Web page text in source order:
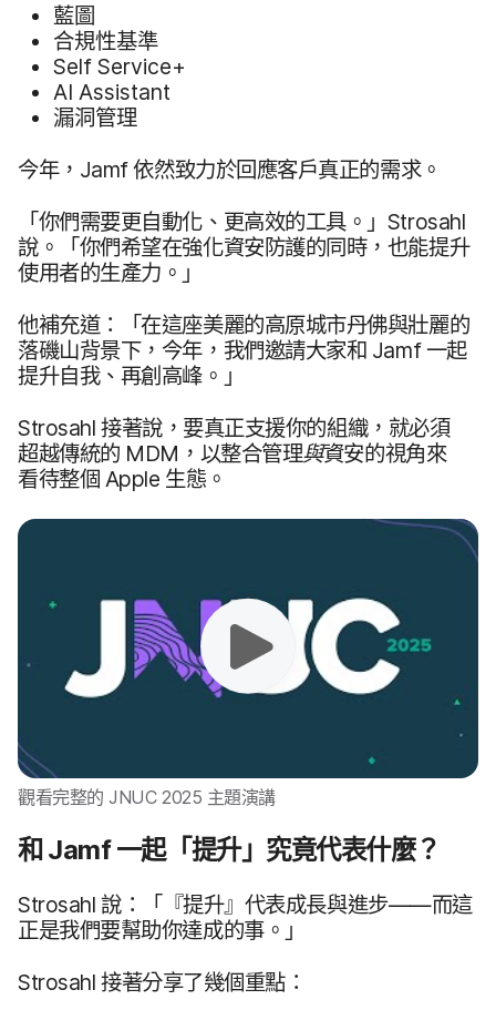
藍圖
合規性​基準
Self Service+
AI Assistant
漏洞​管理
今年， Jamf依然​致力​於​回應​客戶​真正​的​需求。
「你們​需要​更​自​動化、​更​高效​的​工具。​」 Strosahl
說。​「你們​希望​在​強化​資安​防護​的​同時，​也​能​提升​
使用者​的​生產力。​」
他​補充道：​「在​這​座​美麗​的​高原​城市​丹佛​與​壯麗​的​
落磯山​背​景下，​今年，​我們​邀請​大家​和 Jamf一起​
提升​自我、​再​創​高峰。​」
Strosahl 接​著​說，​要​真正​支援你​的​組織，​就​必須​
超越​傳統​的 MDM ，​以​整合​管理與資安​的​視角​來​
看待​整​個 Apple 生態。
觀​看​完整​的 JNUC 2025 主題​演講
和 Jamf一起​「提升」​究竟​代表​什麼？
Strosahl 說：​「『​提升​』​代表​成長​與​進步​——而​這​
正​是​我們​要​幫助​你​達成​的​事。​」
Strosahl 接​著​分享​了​幾​個​重點：